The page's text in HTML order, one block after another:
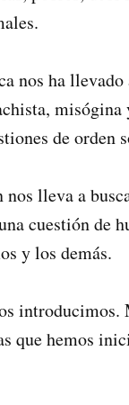
nos ha
de
lleva a
cuestión de
y los demás.
que hemos